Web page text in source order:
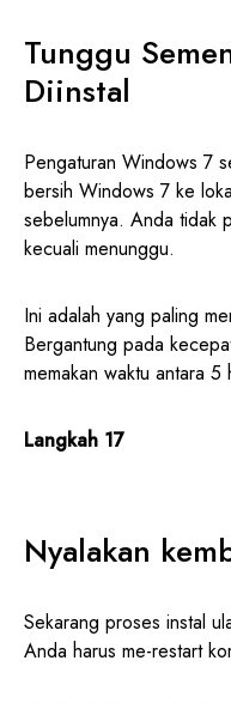
Tunggu
Diinstal
Pengaturan Windows 7
bersih Windows 7 ke
sebelumnya. Anda tidak
kecuali menunggu.
Ini adalah yang paling
Bergantung pada
memakan waktu antara
Langkah 17
Nyalakan
Sekarang proses instal
Anda harus me-restart